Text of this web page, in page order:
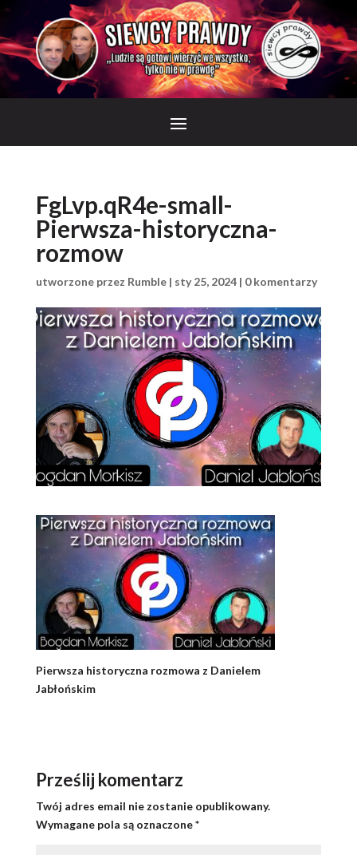
FgLvp.qR4e-small-
Pierwsza-historyczna-
rozmow
utworzone przez Rumble| sty 25, 2024| 0 komentarzy
Pierwsza historyczna rozmowa z Danielem
Jabłońskim
Prześlij komentarz
Twój adres email nie zostanie opublikowany.
Wymagane pola są oznaczone*